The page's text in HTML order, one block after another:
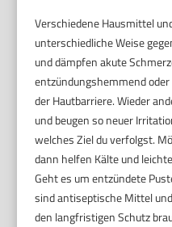
Verschiedene Hausmittel
unterschiedliche Weise
und dämpfen akute
entzündungshemmend
der Hautbarriere. Wieder
und beugen so neuer
welches Ziel du verfolgst.
dann helfen Kälte und
Geht es um entzündete
sind antiseptische Mittel
den langfristigen Schutz